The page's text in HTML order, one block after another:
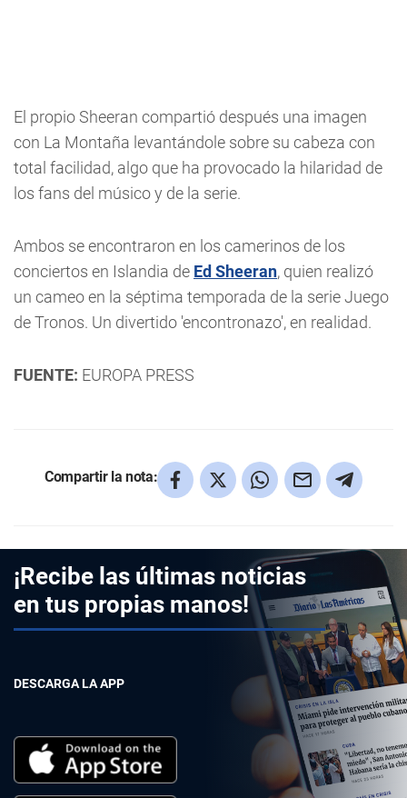
El propio Sheeran compartió después una imagen
con La Montaña levantándole sobre su cabeza con
total facilidad, algo que ha provocado la hilaridad de
los fans del músico y de la serie.
Ambos se encontraron en los camerinos de los
conciertos en Islandia de Ed Sheeran, quien realizó
un cameo en la séptima temporada de la serie Juego
de Tronos. Un divertido 'encontronazo', en realidad.
FUENTE: EUROPA PRESS
Compartir la nota:
¡Recibe las últimas noticias
en tus propias manos!
DESCARGA LA APP